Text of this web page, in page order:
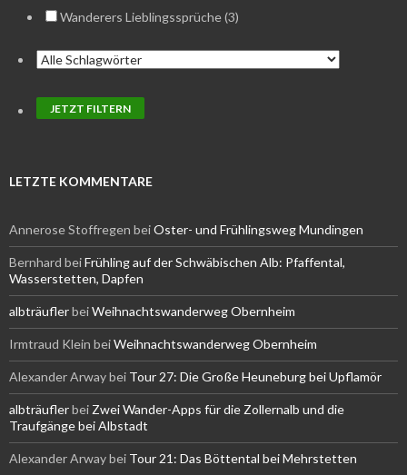
Wanderers Lieblingssprüche (3)
LETZTE KOMMENTARE
Annerose Stoffregen beiOster- und Frühlingsweg Mundingen
Bernhard beiFrühling auf der Schwäbischen Alb: Pfaffental,
Wasserstetten, Dapfen
albträuflerbeiWeihnachtswanderweg Obernheim
Irmtraud Klein beiWeihnachtswanderweg Obernheim
Alexander Arwaybei Tour 27: Die Große Heuneburg bei Upflamör
albträuflerbei Zwei Wander-Apps für die Zollernalb und die
Traufgänge bei Albstadt
Alexander Arwaybei Tour 21: Das Böttental bei Mehrstetten